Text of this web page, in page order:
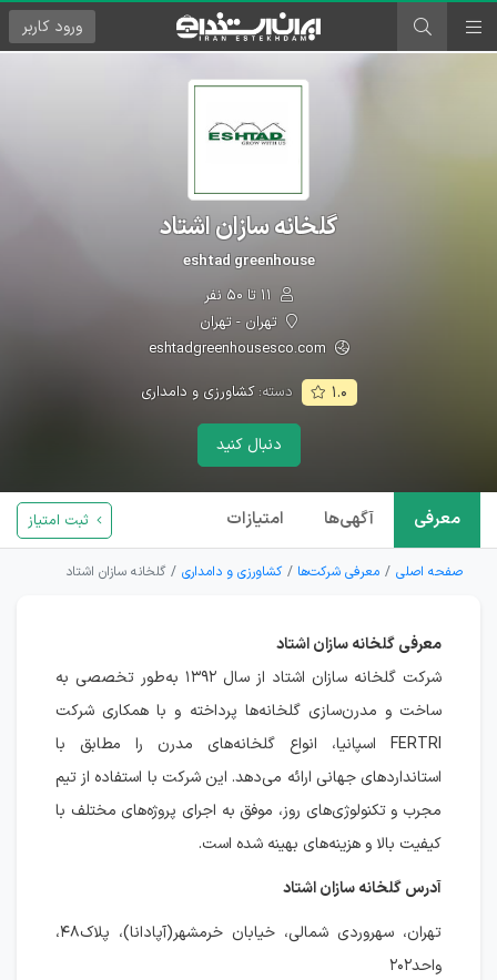
ورود کاربر
گلخانه سازان اشتاد
eshtad greenhouse
تهران - تهران
eshtadgreenhousesco.com
۱.۰ دسته:کشاورزی و دامداری
دنبال کنید
معرفی آگهی‌ها امتیازات ثبت امتیاز
صفحه اصلی معرفی شرکت‌ها کشاورزی و دامداری گلخانه سازان اشتاد
معرفی گلخانه سازان اشتاد
شرکت گلخانه سازان اشتاد از سال ۱۳۹۲ به‌طور تخصصی به
ساخت و مدرن‌سازی گلخانه‌ها پرداخته و با همکاری شرکت
FERTRI اسپانیا، انواع گلخانه‌های مدرن را مطابق با
استانداردهای جهانی ارائه می‌دهد. این شرکت با استفاده از تیم
مجرب و تکنولوژی‌های روز، موفق به اجرای پروژه‌های مختلف با
کیفیت بالا و هزینه‌های بهینه شده است.
آدرس گلخانه سازان اشتاد
تهران، سهروردی شمالی، خیابان خرمشهر(آپادانا)، پلاک۴۸،
واحد۲۰۲